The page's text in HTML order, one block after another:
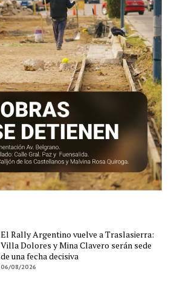
El Rally Argentino vuelve a Traslasierra:
Villa Dolores y Mina Clavero serán sede
de una fecha decisiva
06/08/2026